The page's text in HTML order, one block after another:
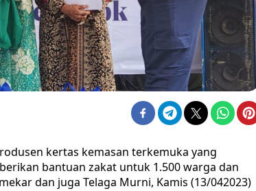
kertas kemasan terkemuka yang
bantuan zakat untuk 1.500 warga dan
dan juga Telaga Murni, Kamis (13/042023)